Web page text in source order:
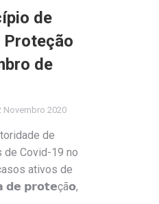
de
Proteção
de
Novembro 2020
de
Covid-19 no
ativos de
𝗱𝗲 𝗽𝗿𝗼𝘁𝗲çã𝗼,